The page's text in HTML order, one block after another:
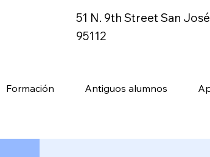
51 N. 9th Street San
95112
Formación Antiguos alumnos